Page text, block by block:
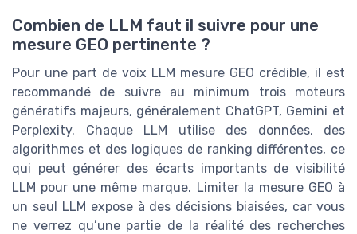
Combien de LLM faut il suivre pour une
mesure GEO pertinente ?
Pour une part de voix LLM mesure GEO crédible, il est
recommandé de suivre au minimum trois moteurs
génératifs majeurs, généralement ChatGPT, Gemini et
Perplexity. Chaque LLM utilise des données, des
algorithmes et des logiques de ranking différentes, ce
qui peut générer des écarts importants de visibilité
LLM pour une même marque. Limiter la mesure GEO à
un seul LLM expose à des décisions biaisées, car vous
ne verrez qu’une partie de la réalité des recherches